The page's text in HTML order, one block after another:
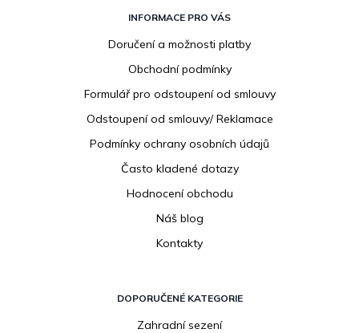
INFORMACE PRO VÁS
Doručení a možnosti platby
Obchodní podmínky
Formulář pro odstoupení od smlouvy
Odstoupení od smlouvy/ Reklamace
Podmínky ochrany osobních údajů
Často kladené dotazy
Hodnocení obchodu
Náš blog
Kontakty
DOPORUČENÉ KATEGORIE
Zahradní sezení